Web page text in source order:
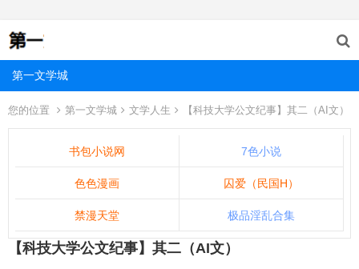
第一文学城
您的位置 第一文学城 文学人生 【科技大学公文纪事】其二（AI文）
书包小说网 7色小说
色色漫画 囚爱（民国H）
禁漫天堂 极品淫乱合集
【科技大学公文纪事】其二（AI文）